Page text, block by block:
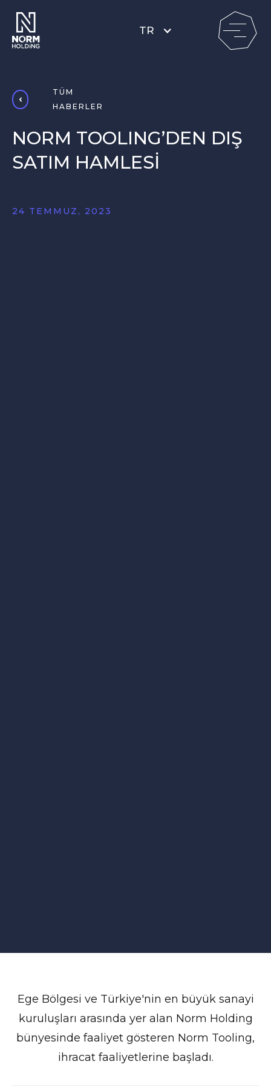
TR
TÜM
HABERLER
NORM TOOLING’DEN DIŞ
SATIM HAMLESİ
24 TEMMUZ, 2023
Ege Bölgesi ve Türkiye'nin en büyük sanayi
kuruluşları arasında yer alan Norm Holding
bünyesinde faaliyet gösteren Norm Tooling,
ihracat faaliyetlerine başladı.